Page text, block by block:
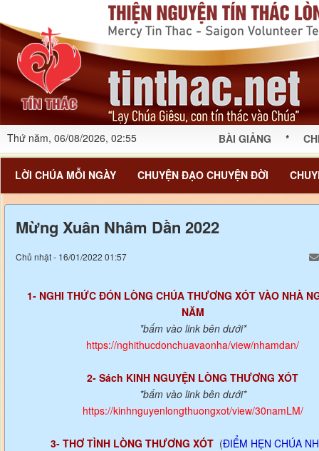
Thứ năm, 06/08/2026, 02:55 BÀI GIẢNG *
LỜI CHÚA MỖI NGÀY CHUYỆN ĐẠO CHUYỆN ĐỜI
Mừng Xuân Nhâm Dần 2022
Chủ nhật - 16/01/2022 01:57
1- NGHI THỨC ĐÓN LÒNG CHÚA THƯƠNG XÓT VÀO NHÀ
NĂM
*bấm vào link bên dưới*
https://nghithucdonchuavaonha/view/nhamdan/
2- Sách KINH NGUYỆN LÒNG THƯƠNG XÓT
*bấm vào link bên dưới*
https://kinhnguyenlongthuongxot/view/30namLM/
3- THƠ TÌNH LÒNG THƯƠNG XÓT (ĐIỂM HẸN CHÚA